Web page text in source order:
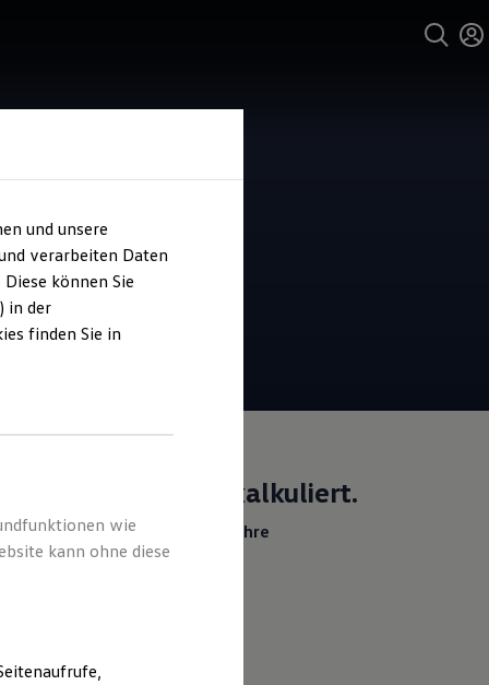
Kühl kalkuliert.
Ihr Traumauto? Heiß begehrt. Ihre
Leasingrate? Eiskalt machbar.
und unsere
verarbeiten Daten
können Sie
in der
finden Sie in
wie
kann ohne diese